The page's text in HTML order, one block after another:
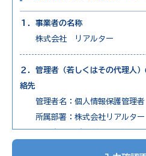
１．事業者の名称
株式会社 リアルター
２．管理者（若しくはその代理人
絡先
管理者名：個人情報保護管
所属部署：株式会社リアルター